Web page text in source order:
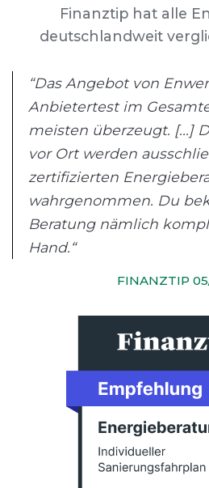
Finanztip hat alle
deutschlandweit
“Das Angebot von
Anbietertest im
meisten überzeugt. [...]
vor Ort werden
zertifizierten
wahrgenommen. Du
Beratung nämlich
Hand.“
FINANZTIP